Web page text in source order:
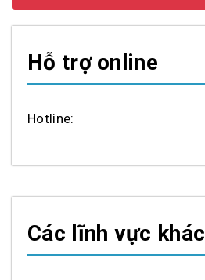
Hỗ trợ online
Hotline:
Các lĩnh vực khác